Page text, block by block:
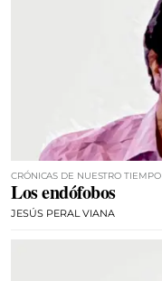
CRÓNICAS DE NUESTRO TIEMPO
Los endófobos
JESÚS PERAL VIANA